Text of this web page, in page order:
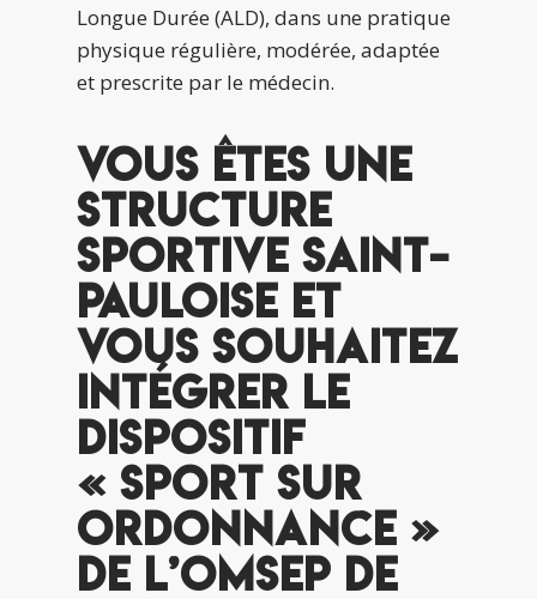
Longue Durée (ALD), dans une pratique
physique régulière, modérée, adaptée
et prescrite par le médecin.
Vous êtes une
structure
sportive Saint-
Pauloise et
vous souhaitez
intégrer le
dispositif
« Sport sur
Ordonnance »
de l’OMSEP de